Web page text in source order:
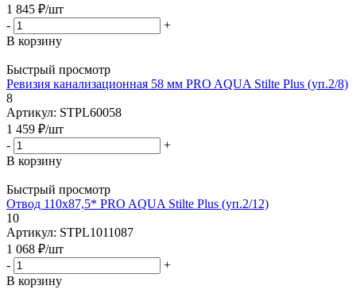
1 845 ₽/шт
-
+
В корзину
Быстрый просмотр
Ревизия канализационная 58 мм PRO AQUA Stilte Plus (уп.2/8)
8
Артикул: STPL60058
1 459 ₽/шт
-
+
В корзину
Быстрый просмотр
Отвод 110x87,5* PRO AQUA Stilte Plus (уп.2/12)
10
Артикул: STPL1011087
1 068 ₽/шт
-
+
В корзину